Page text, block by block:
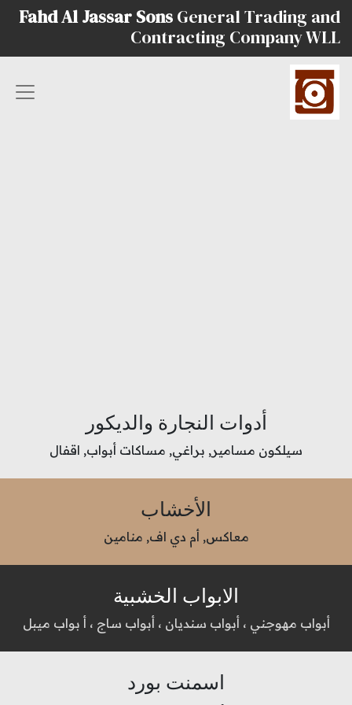
Fahd Al Jassar Sons General Trading and
Contracting Company WLL
أدوات النجارة والديكور
سيلكون مسامير, براغي, مساكات أبواب, اقفال
الأخشاب
معاكس, أم دي اف, منامين
الابواب الخشبية
أبواب مهوجني ، أبواب سنديان ، أبواب ساج ، أ بواب ميبل
اسمنت بورد